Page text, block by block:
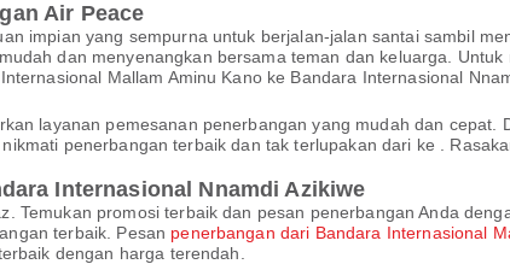
Air Peace
impian yang sempurna untuk berjalan-jalan santai sambil
dan menyenangkan bersama teman dan keluarga.
Mallam Aminu Kano ke Bandara Internasional
layanan pemesanan penerbangan yang mudah dan cepat.
penerbangan terbaik dan tak terlupakan dari ke .
Internasional Nnamdi Azikiwe
Temukan promosi terbaik dan pesan penerbangan Anda
terbaik. Pesan penerbangan dari Bandara Internasional
dengan harga terendah.